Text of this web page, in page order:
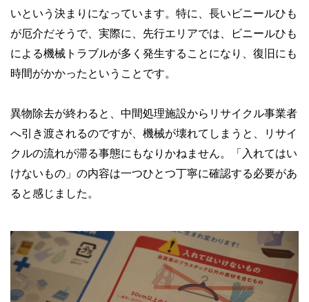
いという決まりになっています。特に、長いビニールひも
が厄介だそうで、実際に、先行エリアでは、ビニールひも
による機械トラブルが多く発生することになり、復旧にも
時間がかかったということです。
異物除去が終わると、中間処理施設からリサイクル事業者
へ引き渡されるのですが、機械が壊れてしまうと、リサイ
クルの流れが滞る事態にもなりかねません。「入れてはい
けないもの」の内容は一つひとつ丁寧に確認する必要があ
ると感じました。